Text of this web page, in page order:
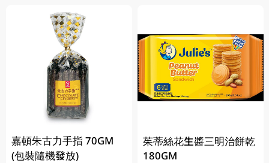
嘉頓朱古力手指 70GM
(包裝隨機發放)
茱蒂絲花生醬三明治餅乾
180GM